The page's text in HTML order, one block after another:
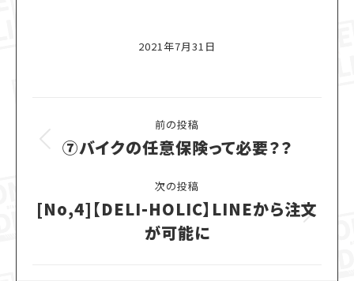
2021年7月31日
navigation
前の投稿
Previous
⑦バイクの任意保険って必要？？
次の投稿
Next
post:
[No,4]【DELI-HOLIC】LINEから注文
が可能に